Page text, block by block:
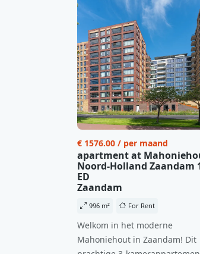
€ 1576.00 / per maand
apartment at
Noord-Holland Zaandam
ED
Zaandam
996 m² For Rent
Welkom in het moderne
Mahoniehout in Zaandam! Dit